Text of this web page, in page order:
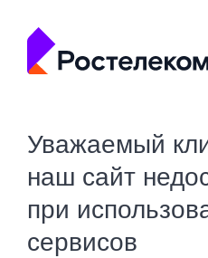
Уважаемый
наш сайт
при
сервисов